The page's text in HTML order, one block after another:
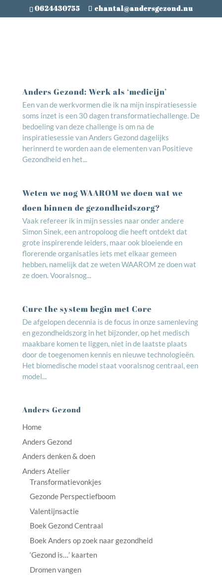
0624430755 chantal@andersgezond.nu
Anders Gezond: Werk als ‘medicijn’
Een van de werkvormen die ik na mijn inspiratiesessie
soms inzet is een 30 dagen transformatiechallenge. De
bedoeling van deze challenge is om na de
inspiratiesessie van Anders Gezond dagelijks
herinnerd te worden aan de elementen van Positieve
Gezondheid en het...
Weten we nog WAAROM we doen wat we
doen binnen de gezondheidszorg?
Vaak refereer ik in mijn sessies naar onder andere
Simon Sinek, een antropoloog die heeft ontdekt dat
grote inspirerende leiders, maar ook bloeiende en
florerende organisaties iets met elkaar gemeen
hebben, namelijk dat ze weten WAAROM ze doen wat
ze doen. Vooralsnog...
Cure the system begin met Core
De afgelopen decennia is de focus in onze samenleving
en gezondheidszorg in het bijzonder, op het medisch
maakbare komen te liggen, niet in de laatste plaats
door de toegenomen kennis en nieuwe technologieën.
Het biomedische model staat vooralsnog centraal, een
model...
Anders Gezond
Home
Anders Gezond
Anders denken & doen
Anders Atelier
Transformatievonkjes
Gezonde Perspectiefboom
Valentijnsactie
Boek Gezond Centraal
Boek Anders op zoek naar gezondheid
‘Gezond is…’ kaarten
Dromen vangen